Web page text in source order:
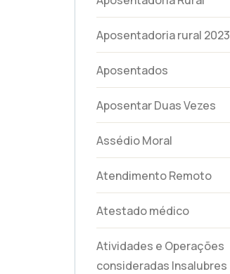
Aposentadoria rural 2023
Aposentados
Aposentar Duas Vezes
Assédio Moral
Atendimento Remoto
Atestado médico
Atividades e Operações
consideradas Insalubres